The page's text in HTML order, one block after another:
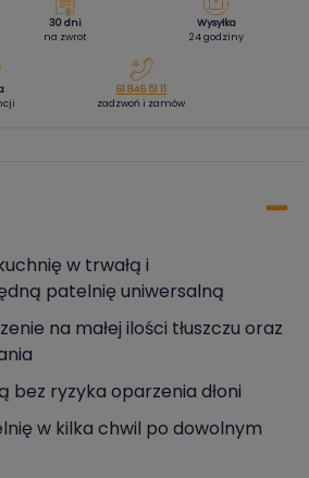
30 dni
na zwrot
Wysyłka
24 godziny
61 846 51 11
zadzwoń i zamów
w trwałą i
patelnię uniwersalną
na małej ilości tłuszczu oraz
bez ryzyka oparzenia dłoni
w kilka chwil po dowolnym